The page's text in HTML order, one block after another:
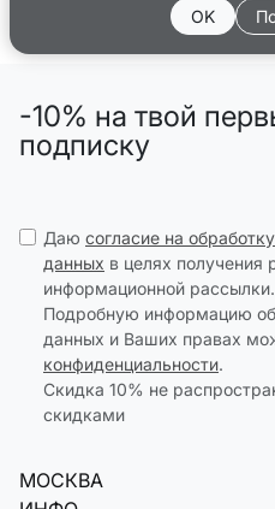
OK
-10% на твой
подписку
Даю согласие на
данных в целях получения
информационной рассылки.
Подробную информацию
данных и Ваших правах
конфиденциальности.
Скидка 10% не
скидками
МОСКВА